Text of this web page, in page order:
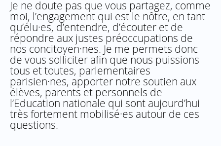
Je ne doute pas que vous partagez, comme
moi, l’engagement qui est le nôtre, en tant
qu’élu·es, d’entendre, d’écouter et de
répondre aux justes préoccupations de
nos concitoyen·nes. Je me permets donc
de vous solliciter afin que nous puissions
tous et toutes, parlementaires
parisien·nes, apporter notre soutien aux
élèves, parents et personnels de
l’Education nationale qui sont aujourd’hui
très fortement mobilisé·es autour de ces
questions.